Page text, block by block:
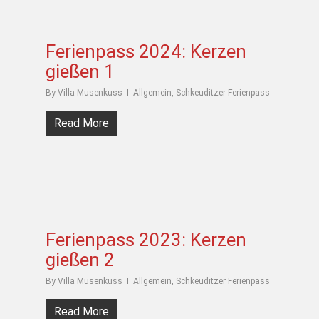
Ferienpass 2024: Kerzen
gießen 1
By Villa Musenkuss Allgemein, Schkeuditzer Ferienpass
Read More
Ferienpass 2023: Kerzen
gießen 2
By Villa Musenkuss Allgemein, Schkeuditzer Ferienpass
Read More